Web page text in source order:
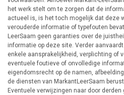
het werk stelt om te zorgen dat de
actueel is, is het toch mogelijk dat deze
verouderde informatie of typefouten
LeerSaam geen garanties over de
informatie op deze site. Verder
enkele aansprakelijkheid, verplichting of
eventuele foutieve of onvolledige
eigendomsrecht op de namen,
de diensten van MarkantLeerSaam
Eventuele verwijzingen naar door